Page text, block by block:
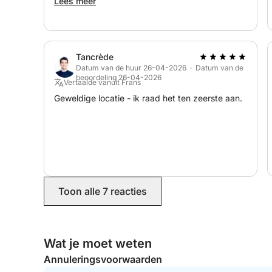
Laat u meevoeren door de unieke sfeer van de
en geniet van een onvergetelijke ervaring op zee!
Tancrède
Datum van de huur 26-04-2026 · Datum van de
beoordeling 26-04-2026
Vertaalde vanuit Frans
Geweldige locatie - ik raad het ten zeerste aan.
Toon alle 7 reacties
Wat je moet weten
Annuleringsvoorwaarden